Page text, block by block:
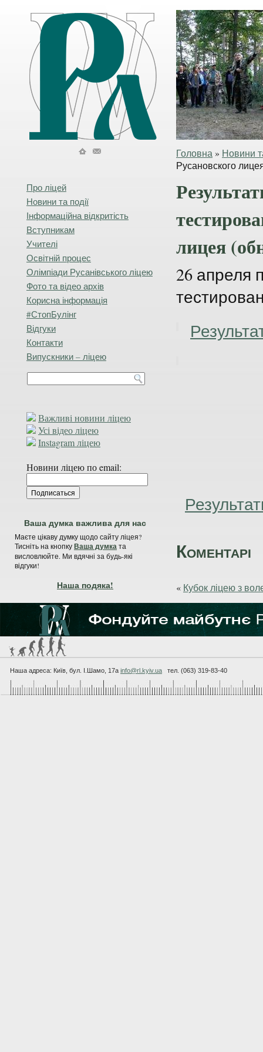
Головна » Новини
Русановского
Про ліцей
Новини та події
Інформаційна відкритість
Вступникам
Учителі
Освітній процес
Олімпіади Русанівського ліцею
Фото та відео архів
Корисна інформація
#СтопБулінг
Відгуки
Контакти
Випускники – ліцею
Важливі новини ліцею
Усі відео ліцею
Instagram ліцею
Новини ліцею по email:
Ваша думка важлива для нас
Маєте цікаву думку щодо сайту ліцея?
Тисніть на кнопкуВаша думката
висловлюйте. Ми вдячні за будь-які
відгуки!
Наша подяка!
лицея
26 апреля
Коментарі
« Кубок ліцею з
Наша адреса: Київ, бул. I.Шамо, 17а info@rl.kyiv.ua тел. (063) 319-83-40